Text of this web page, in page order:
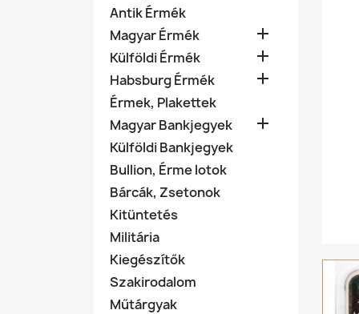
Antik Érmék
Magyar Érmék

Külföldi Érmék 
Habsburg Érmék 
Érmek, Plakettek
Magyar Bankjegyek

Külföldi Bankjegyek
Bullion, Érme lotok
Bárcák, Zsetonok
Kitüntetés
Militária
Kiegészítők
Szakirodalom
Műtárgyak